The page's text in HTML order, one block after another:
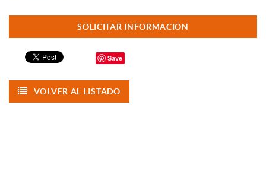
SOLICITAR INFORMACIÓN
Save
VOLVER AL LISTADO